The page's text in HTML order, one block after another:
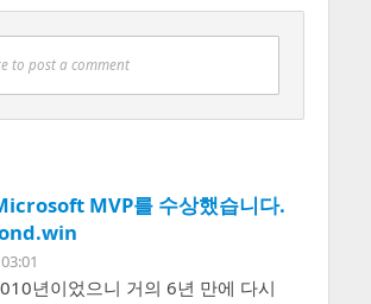
to post a comment
MVP를 수상했습니다.
년이었으니 거의 6년 만에 다시